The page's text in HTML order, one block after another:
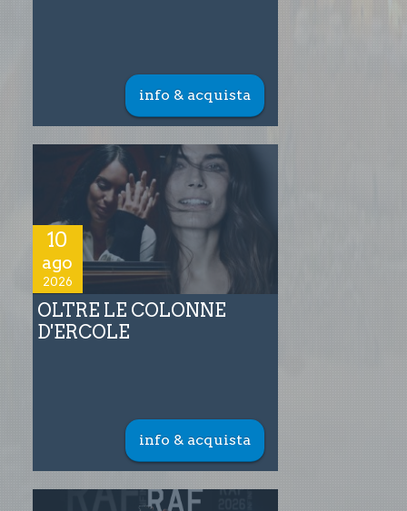
info & acquista
10
ago
2026
OLTRE LE COLONNE
D'ERCOLE
info & acquista